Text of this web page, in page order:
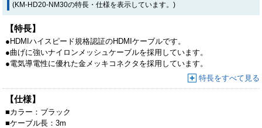
(KM-HD20-NM30の特長・仕様を表示しています。)
【特長】
●HDMIハイスピード規格認証のHDMIケーブルです。
●曲げに強いナイロンメッシュケーブルを採用しています。
●電気導電性に優れた金メッキコネクタを採用しています。
特長をすべて見る
【仕様】
■カラー： ブラック
■ケーブル長：3m